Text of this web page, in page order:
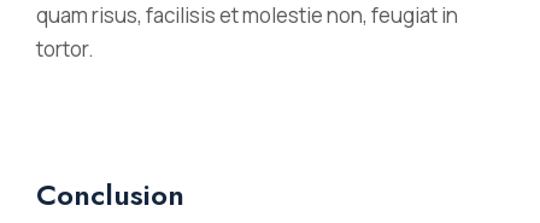
quam risus, facilisis et molestie non, feugiat in
tortor.
Conclusion